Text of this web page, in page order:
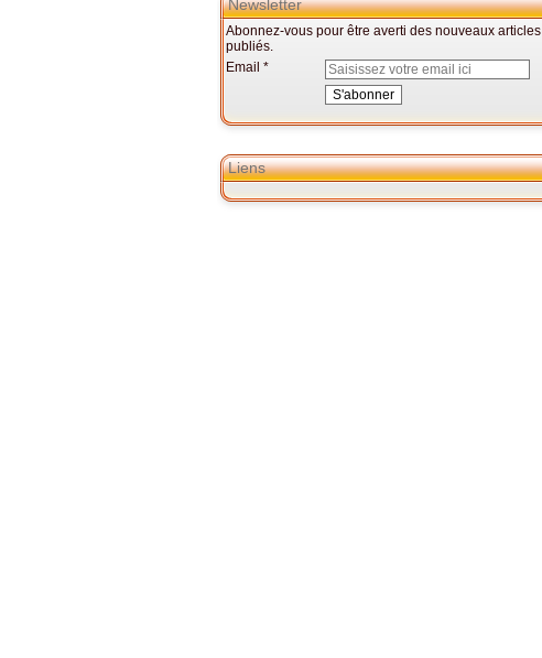
Newsletter
Abonnez-vous pour être averti des nouveaux articles
publiés.
Email
Liens